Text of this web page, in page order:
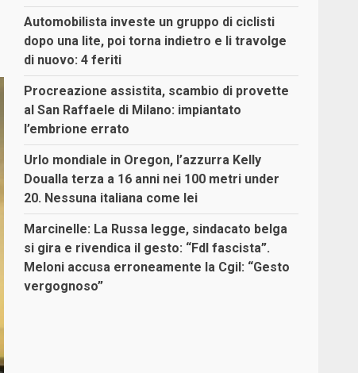
Automobilista investe un gruppo di ciclisti
dopo una lite, poi torna indietro e li travolge
di nuovo: 4 feriti
Procreazione assistita, scambio di provette
al San Raffaele di Milano: impiantato
l’embrione errato
Urlo mondiale in Oregon, l’azzurra Kelly
Doualla terza a 16 anni nei 100 metri under
20. Nessuna italiana come lei
Marcinelle: La Russa legge, sindacato belga
si gira e rivendica il gesto: “FdI fascista”.
Meloni accusa erroneamente la Cgil: “Gesto
vergognoso”